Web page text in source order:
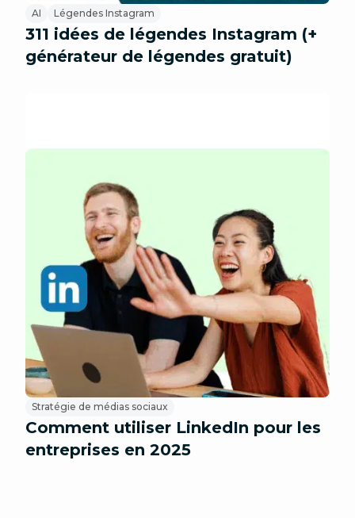
AI Légendes Instagram
311 idées de légendes Instagram (+
générateur de légendes gratuit)
Stratégie de médias sociaux
Comment utiliser LinkedIn pour les
entreprises en 2025